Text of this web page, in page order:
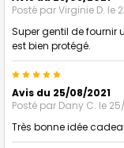
Posté parVirginie D. le
Super gentil de fournir
est bien protégé.
5
Avis du 25/08/2021
Posté par Dany C. le
Très bonne idée